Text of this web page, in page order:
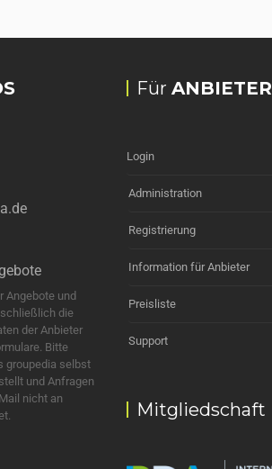
Angebote und
die
der Anbieter
Bitte
groupedia selbst
und Anfragen
nicht an
Für ANBIETER
Login
Administration
Registrierung
Information für Anbieter
Preisliste
Support
Mitgliedschaft